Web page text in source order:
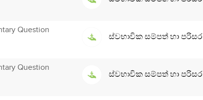
Question
ස්වභාවික සම්පත් හා පරිසර
Question
ස්වභාවික සම්පත් හා පරිසර